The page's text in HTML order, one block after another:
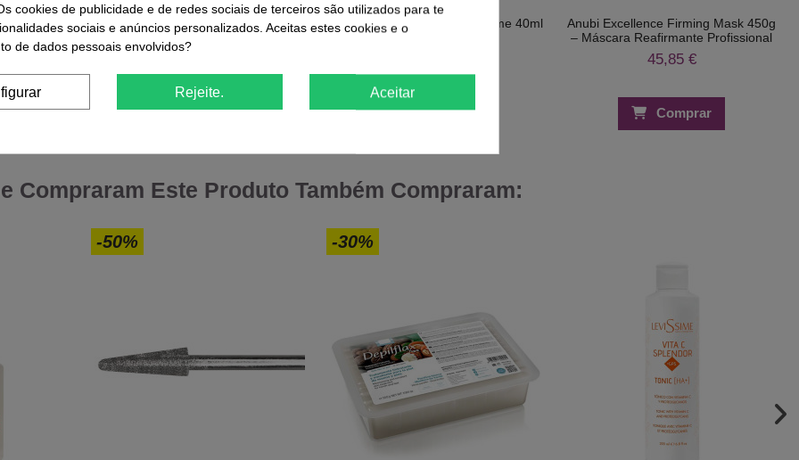
Sérum
My Beauty Secret Retinol & Tensor
Q10 Levissime
Comprar
Dualift Sérum Bifásico Levissime 40ml
Comprar
Anubi Excellence Firming Mask 450g
– Máscara Reafirmante Profissional
45,85 €
Comprar
Compraram Este Produto Também Compraram:
-50% -30%
cookies de publicidade e de redes sociais de terceiros são utilizados para te
sociais e anúncios personalizados. Aceitas estes cookies e o
de dados pessoais envolvidos?
Rejeite. Aceitar